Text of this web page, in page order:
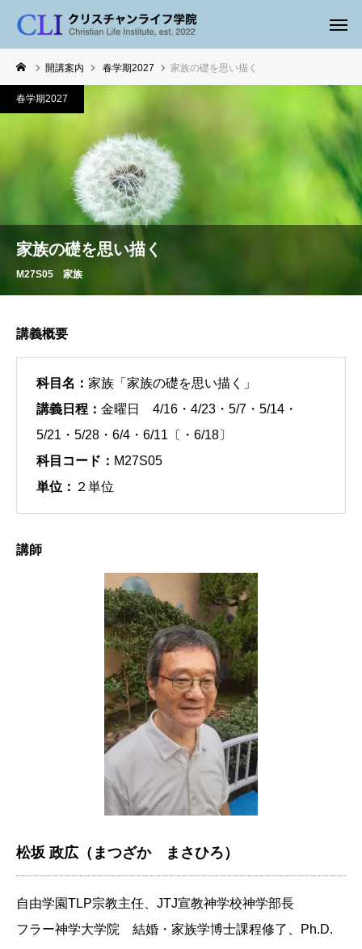
開講案内 春学期2027 家族の礎を思い描く
家族の礎を思い描く
M27S05 家族
春学期2027
講義概要
科目名： 家族「家族の礎を思い描く」
講義日程： 金曜日 4/16・4/23・5/7・5/14・
5/21・5/28・6/4・6/11〔・6/18〕
科目コード： M27S05
単位： ２単位
講師
松坂 政広（まつざか まさひろ）
自由学園TLP宗教主任、JTJ宣教神学校神学部長
フラー神学大学院 結婚・家族学博士課程修了、Ph.D.